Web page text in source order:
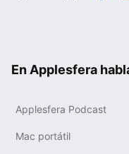
En Applesfera
Applesfera Podcast
Mac portátil